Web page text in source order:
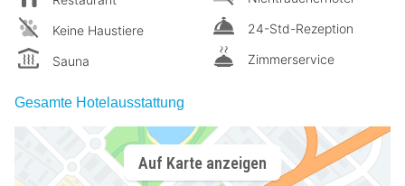
Keine Haustiere
Sauna
24-Std-Rezeption
Zimmerservice
Gesamte Hotelausstattung
Auf Karte anzeigen